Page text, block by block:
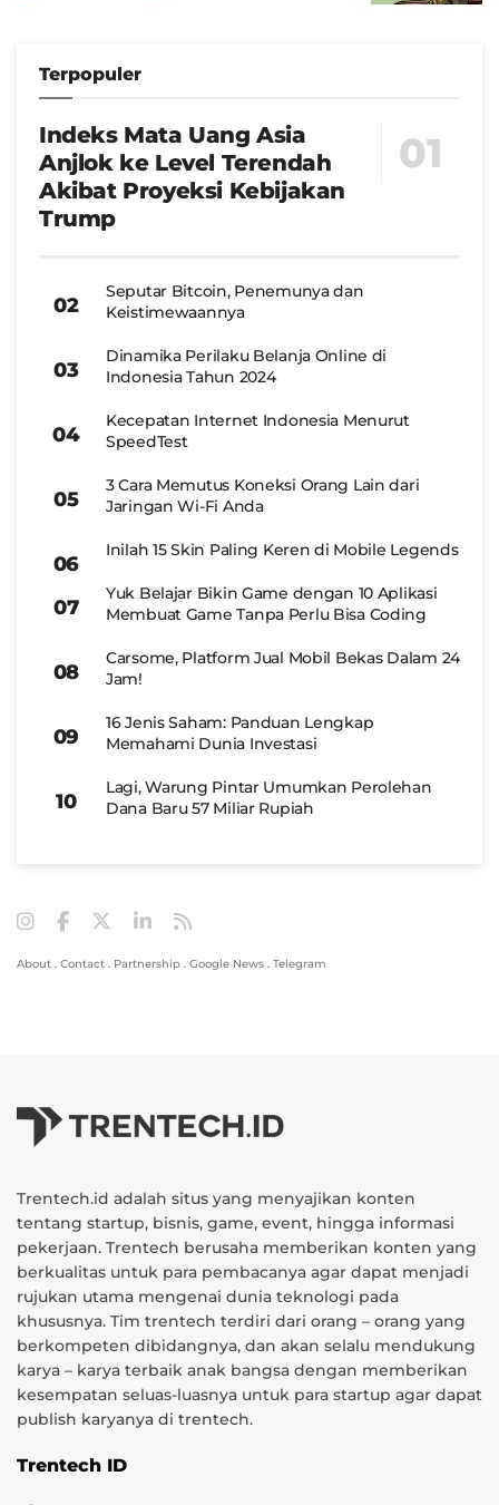
Terpopuler
Indeks Mata Uang Asia
Anjlok ke Level Terendah
Akibat Proyeksi Kebijakan
Trump
Seputar Bitcoin, Penemunya dan
Keistimewaannya
Dinamika Perilaku Belanja Online di
Indonesia Tahun 2024
Kecepatan Internet Indonesia Menurut
SpeedTest
3 Cara Memutus Koneksi Orang Lain dari
Jaringan Wi-Fi Anda
Inilah 15 Skin Paling Keren di Mobile Legends
Yuk Belajar Bikin Game dengan 10 Aplikasi
Membuat Game Tanpa Perlu Bisa Coding
Carsome, Platform Jual Mobil Bekas Dalam 24
Jam!
16 Jenis Saham: Panduan Lengkap
Memahami Dunia Investasi
Lagi, Warung Pintar Umumkan Perolehan
Dana Baru 57 Miliar Rupiah
About . Contact . Partnership . Google News . Telegram
Trentech.id adalah situs yang menyajikan konten
tentang startup, bisnis, game, event, hingga informasi
pekerjaan. Trentech berusaha memberikan konten yang
berkualitas untuk para pembacanya agar dapat menjadi
rujukan utama mengenai dunia teknologi pada
khususnya. Tim trentech terdiri dari orang – orang yang
berkompeten dibidangnya, dan akan selalu mendukung
karya – karya terbaik anak bangsa dengan memberikan
kesempatan seluas-luasnya untuk para startup agar dapat
publish karyanya di trentech.
Trentech ID